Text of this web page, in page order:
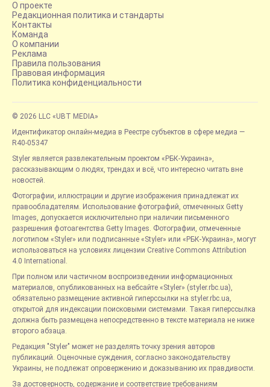
О проекте
Редакционная политика и стандарты
Контакты
Команда
О компании
Реклама
Правила пользования
Правовая информация
Политика конфиденциальности
© 2026 LLC «UBT MEDIA»
Идентификатор онлайн-медиа в Реестре субъектов в сфере медиа —
R40-05347
Styler является развлекательным проектом «РБК-Украина»,
рассказывающим о людях, трендах и всё, что интересно читать вне
новостей.
Фотографии, иллюстрации и другие изображения принадлежат их
правообладателям. Использование фотографий, отмеченных Getty
Images, допускается исключительно при наличии письменного
разрешения фотоагентства Getty Images. Фотографии, отмеченные
логотипом «Styler» или подписанные «Styler» или «РБК-Украина», могут
использоваться на условиях лицензии Creative Commons Attribution
4.0 International.
При полном или частичном воспроизведении информационных
материалов, опубликованных на вебсайте «Styler» (styler.rbc.ua),
обязательно размещение активной гиперссылки на styler.rbc.ua,
открытой для индексации поисковыми системами. Такая гиперссылка
должна быть размещена непосредственно в тексте материала не ниже
второго абзаца.
Редакция "Styler" может не разделять точку зрения авторов
публикаций. Оценочные суждения, согласно законодательству
Украины, не подлежат опровержению и доказыванию их правдивости.
За достоверность, содержание и соответствие требованиям